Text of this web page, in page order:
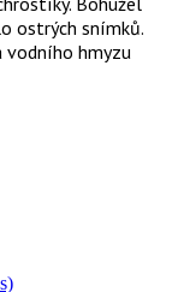
ostrých snímků.
hmyzu